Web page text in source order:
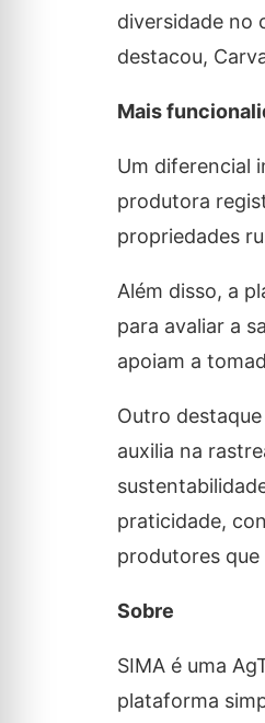
diversidade no
destacou,
Mais
Um diferencial
produtora
propriedades
Além disso, a
para avaliar a
apoiam a
Outro
auxilia na
praticidade,
produtores que
Sobre
SIMA é uma
plataforma